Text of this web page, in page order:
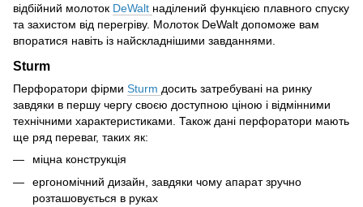
відбійний молоток DeWalt наділений функцією плавного спуску
та захистом від перегріву. Молоток DeWalt допоможе вам
впоратися навіть із найскладнішими завданнями.
Sturm
Перфоратори фірми Sturm досить затребувані на ринку
завдяки в першу чергу своєю доступною ціною і відмінними
технічними характеристиками. Також дані перфоратори мають
ще ряд переваг, таких як:
міцна конструкція
ергономічний дизайн, завдяки чому апарат зручно
розташовується в руках